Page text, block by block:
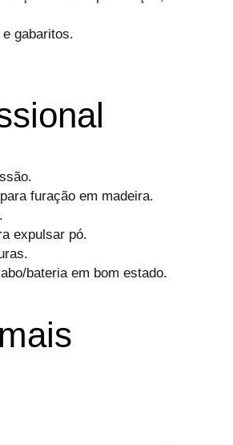
gabaritos.
furação em madeira.
expulsar pó.
bateria em bom estado.